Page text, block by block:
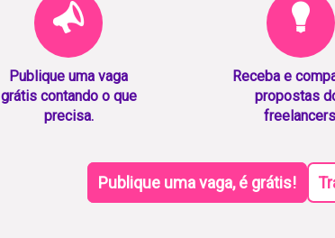
Publique uma vaga
grátis contando o que
precisa.
Receba e
propostas
Publique uma vaga, é grátis!